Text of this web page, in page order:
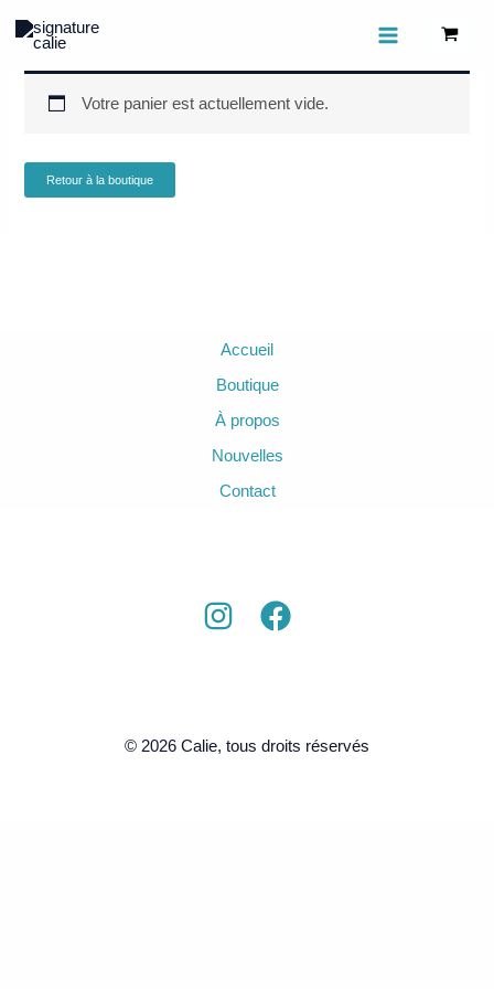
au Panier
Votre panier est actuellement vide.
Retour à la boutique
Accueil
Boutique
À propos
Nouvelles
Contact
© 2026 Calie, tous droits réservés